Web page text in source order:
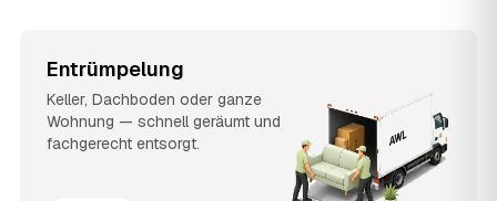
Entrümpelung
Keller, Dachboden oder ganze
Wohnung — schnell geräumt und
fachgerecht entsorgt.